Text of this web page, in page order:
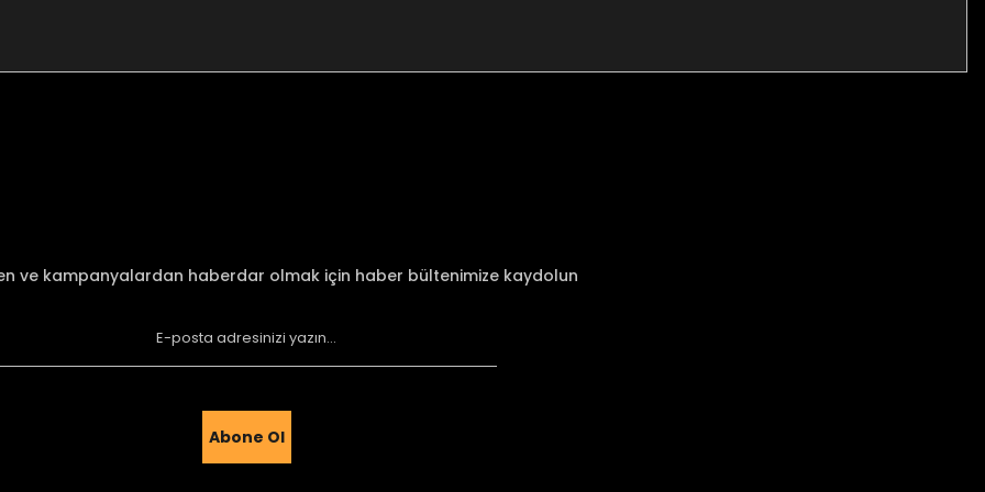
Gönder
ve kampanyalardan haberdar olmak için haber bültenimize kaydolun
Abone Ol